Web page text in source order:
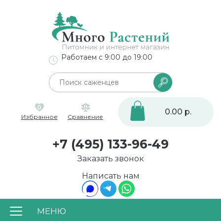
МЕНЮ
Написать нам
Работаем с 9:00 до 19:00
0
Избранное
Сравнение
0.00 р.
+7 (495) 133-96-49
Заказать звонок